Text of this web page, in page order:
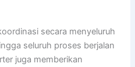
secara menyeluruh
seluruh proses berjalan
juga memberikan